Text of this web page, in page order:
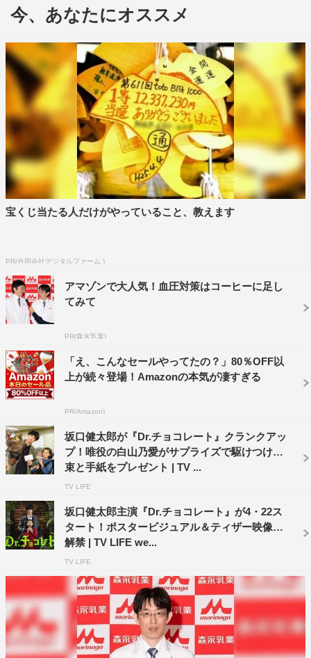
女がワケあり患者を救うドクター・エンターテインメン
ト。
『Dr.チョコレート』出演キャスト
Teacher／野田哲也…坂口健太郎
Dr.チョコレート／寺島唯…白山乃愛
奥泉渚…西野七瀬
ギルベルト…葵わかな
足湯…鈴木紗理奈
お笑い…前田旺志郎
『Dr.チョコレート』スタッフ
脚本：渡辺雄介（『未満警察 ミッドナイトランナー』
『タリオ 復讐代行の2人』『死神さん』など）
プロデューサー：藤森真実、岩崎広樹、本多繁勝
演出：佐久間紀佳、南雲聖一、宮下直之
制作協力：日テレアックスオン
製作著作：日本テレビ
©日本テレビ
今、あなたにオススメ
宝くじ当たる人だけがやっていること、教えます
PR(合同会社デジタルファーム )
アマゾンで大人気！血圧対策はコーヒーに足し
てみて
PR(森永乳業)
「え、こんなセールやってたの？」80％OFF以
上が続々登場！Amazonの本気が凄すぎる
PR(Amazon)
坂口健太郎が『Dr.チョコレート』クランクアッ
プ！唯役の白山乃愛がサプライズで駆けつけ花
束と手紙をプレゼント | TV ...
TV LIFE
坂口健太郎主演『Dr.チョコレート』が4・22ス
タート！ポスタービジュアル＆ティザー映像も
解禁 | TV LIFE we...
TV LIFE